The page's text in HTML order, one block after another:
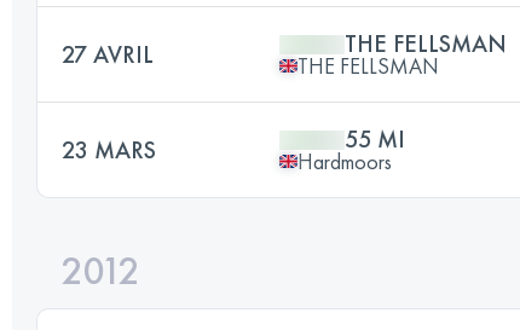
27 AVRIL THE FELLSMAN
THE FELLSMAN
23 MARS 55 MI
Hardmoors
2012